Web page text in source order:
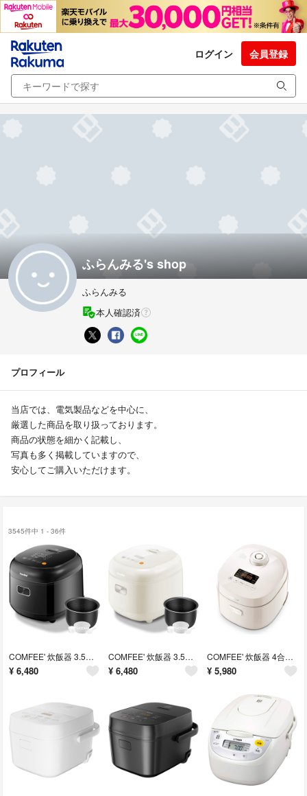
ログイン 会員登録
ふらんみる's shop
ふらんみる
本人確認済
プロフィール
当店では、電気製品などを中心に、
厳選した商品を取り扱っております。
商品の状態を細かく記載し、
写真も多く掲載していますので、
安心してご購入いただけます。
3545件中 1 - 36件
COMFEE' 炊飯器 3.5合炊きマイコン式 保温機能強化 トップボトム式加熱 炊飯ジャー 1-3人適用 8つの調理メニュー
¥ 6,480
COMFEE' 炊飯器 3.5合炊きマイコン式 保温機能強化 トップボトム式加熱 炊飯ジャー 1-3人適用
¥ 6,480
COMFEE' 炊飯器 4合炊き 炊飯ジャー 1-4人適用 8つの調理メニュー マイコン式 蒸し炊き同時 早炊き
¥ 5,980